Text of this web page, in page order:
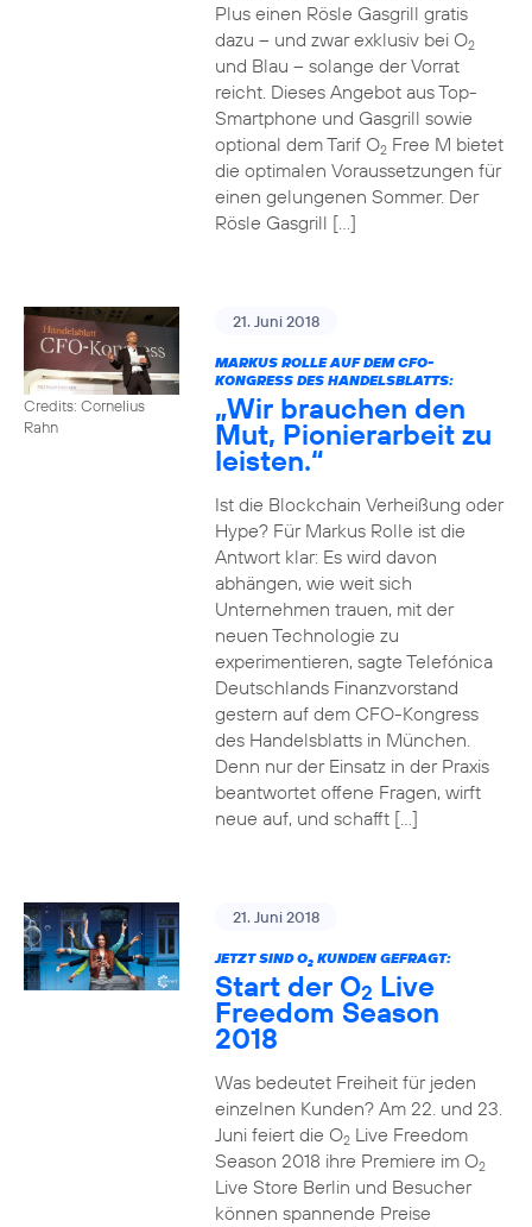
Plus einen Rösle Gasgrill gratis
dazu – und zwar exklusiv bei O2
und Blau – solange der Vorrat
reicht. Dieses Angebot aus Top-
Smartphone und Gasgrill sowie
optional dem Tarif O2Free M bietet
die optimalen Voraussetzungen für
einen gelungenen Sommer. Der
Rösle Gasgrill […]
Credits: Cornelius
Rahn
21. Juni 2018
MARKUS ROLLE AUF DEM CFO-
KONGRESS DES HANDELSBLATTS:
„Wir brauchen den
Mut, Pionierarbeit zu
leisten.“
Ist die Blockchain Verheißung oder
Hype? Für Markus Rolle ist die
Antwort klar: Es wird davon
abhängen, wie weit sich
Unternehmen trauen, mit der
neuen Technologie zu
experimentieren, sagte Telefónica
Deutschlands Finanzvorstand
gestern auf dem CFO-Kongress
des Handelsblatts in München.
Denn nur der Einsatz in der Praxis
beantwortet offene Fragen, wirft
neue auf, und schafft […]
21. Juni 2018
JETZT SIND O2KUNDEN GEFRAGT:
Start der O2 Live
Freedom Season
2018
Was bedeutet Freiheit für jeden
einzelnen Kunden? Am 22. und 23.
Juni feiert die O2Live Freedom
Season 2018 ihre Premiere im O2
Live Store Berlin und Besucher
können spannende Preise